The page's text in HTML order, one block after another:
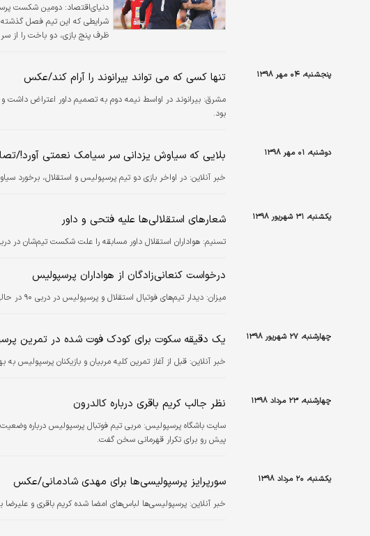
دنیای‌اقتصاد: دومین شکست
شرایطی که این تیم فصل
پنجشنبه، ۰۴ مهر ۱۳۹۸ تنها کسی که می تواند بیرانوند را آرام کند/عکس
مشرق: بیرانوند در اواسط نیمه دوم به تصمیم داور اعتراض داشت
بود.
دوشنبه، ۰۱ مهر ۱۳۹۸ بلایی که سیاوش یزدانی سر سیامک نعمتی آورد!/
خبر آنلاین: در اواخر بازی دو تیم پرسپولیس و استقلال، برخورد
یکشنبه، ۳۱ شهریور ۱۳۹۸ شعارهای استقلالی‌ها علیه فتحی و داور
تسنیم: هواداران استقلال داور مسابقه را علت شکست تیم‌شان در
درخواست کنعانی‌زادگان از هواداران پرسپولیس
میزان: دیدار تیم‌های فوتبال استقلال و پرسپولیس در دربی ۹۰ در حالی در جریان است که حواشی داخل ورزشگاه وجود دارد.
چهارشنبه، ۲۷ شهریور ۱۳۹۸ یک دقیقه سکوت برای کودک فوت شده در تمرین
خبر آنلاین: قبل از آغاز تمرین کلیه مربیان و بازیکنان
چهارشنبه، ۲۳ مرداد ۱۳۹۸ نظر جالب کریم باقری درباره کالدرون
سایت باشگاه پرسپولیس: مربی تیم فوتبال پرسپولیس درباره
پیش رو برای تکرار قهرمانی سخن گفت.
یکشنبه، ۲۰ مرداد ۱۳۹۸ سورپرایز پرسپولیسی‌ها برای مهدی شادمانی/عکس
خبر آنلاین: پرسپولیسی‌ها لباس‌های امضا شده کریم باقری و علیرضا